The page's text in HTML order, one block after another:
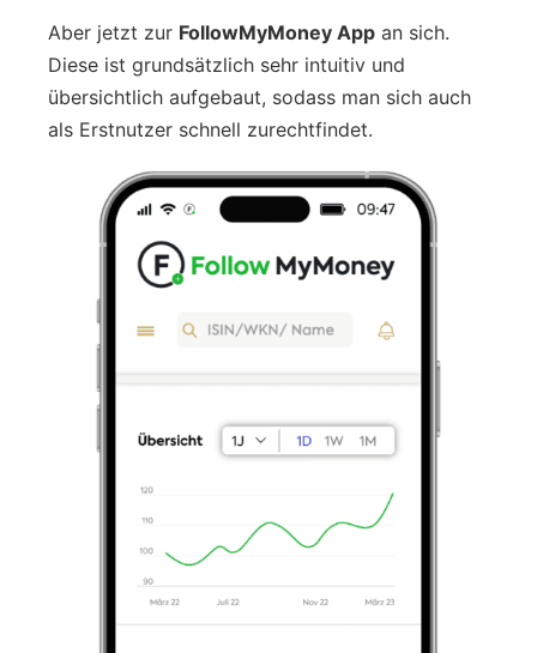
Aber jetzt zur FollowMyMoney App an sich.
Diese ist grundsätzlich sehr intuitiv und
übersichtlich aufgebaut, sodass man sich auch
als Erstnutzer schnell zurechtfindet.